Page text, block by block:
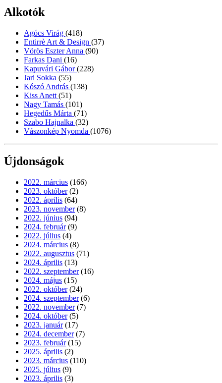
Alkotók
Agócs Virág (418)
Entirrè Art & Design (37)
Vörös Eszter Anna (90)
Farkas Dani (16)
Kapuvári Gábor(228)
Jari Sokka (55)
Kószó András (138)
Kiss Anett (51)
Nagy Tamás (101)
Hegedűs Márta (71)
Szabo Hajnalka (32)
Vászonkép Nyomda (1076)
Újdonságok
2022. március (166)
2023. október (2)
2022. április (64)
2023. november (8)
2022. június (94)
2024. február (9)
2022. július (4)
2024. március (8)
2022. augusztus (71)
2024. április (13)
2022. szeptember (16)
2024. május (15)
2022. október (24)
2024. szeptember (6)
2022. november (7)
2024. október (5)
2023. január (17)
2024. december (7)
2023. február (15)
2025. április (2)
2023. március (110)
2025. július (9)
2023. április (3)